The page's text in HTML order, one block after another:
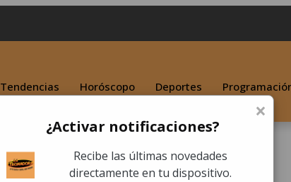
Tendencias Horóscopo Deportes
×
¿Activar notificaciones?
Recibe las últimas novedades
directamente en tu dispositivo.